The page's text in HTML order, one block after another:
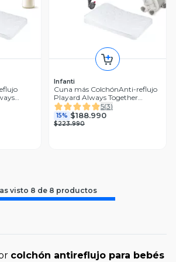
Infanti
Cuna más ColchónAnti-reflujo
Playard Always Together
Marengo mas manta oveja
5(3)
15% $188.990
$223.990
visto 8 de 8 productos
colchón antireflujo para bebés